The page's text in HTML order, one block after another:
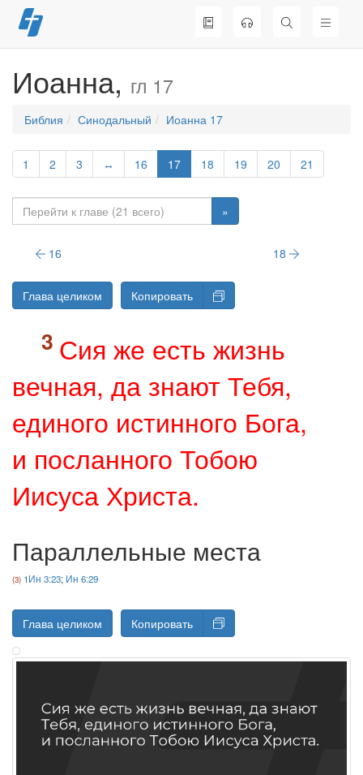
Перейти
к
Иоанна, гл 17
Библия Синодальный Иоанна 17
1 2 3 ↔ 16 17 18 19 20 21
»
16 18
Глава целиком Копировать
Сия же есть жизнь
вечная, да знают Тебя,
единого истинного Бога,
и посланного Тобою
Иисуса Христа.
Параллельные места
1Ин 3:23; Ин 6:29
Глава целиком Копировать